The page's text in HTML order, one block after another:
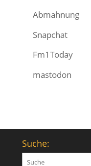
Abmahnung
Snapchat
Fm1Today
mastodon
Suche:
Suchen